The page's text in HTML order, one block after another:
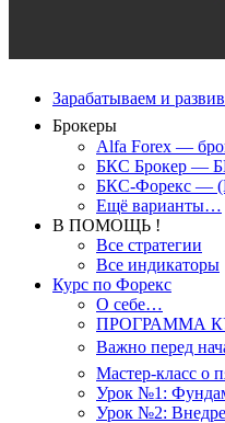
Зарабатываем и
Брокеры
Alfa Forex —
БКС Брокер —
БКС-Форекс —
Ещё варианты…
В ПОМОЩЬ !
Все стратегии
Все индикаторы
Курс по Форекс
О себе…
ПРОГРАММА
Важно перед
Мастер-класс о
Урок №1:
Урок №2: